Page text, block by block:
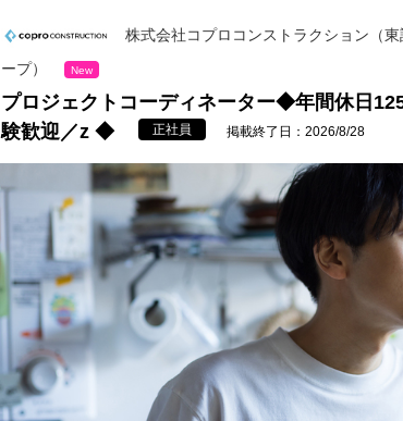
株式会社コプロコンストラクション（
ープ）
New
プロジェクトコーディネーター◆年間休日
験歓迎／z ◆
正社員 掲載終了日：2026/8/28